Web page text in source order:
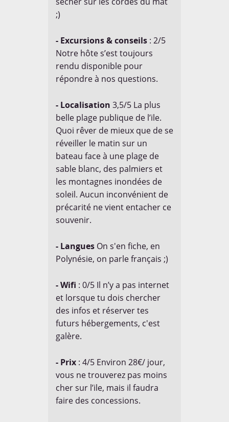
;)
- Excursions & conseils : 2/5
Notre hôte s’est toujours
rendu disponible pour
répondre à nos questions.
- Localisation 3,5/5 La plus
belle plage publique de l’ile.
Quoi rêver de mieux que de se
réveiller le matin sur un
bateau face à une plage de
sable blanc, des palmiers et
les montagnes inondées de
soleil. Aucun inconvénient de
précarité ne vient entacher ce
souvenir.
- Langues On s'en fiche, en
Polynésie, on parle français ;)
- Wifi : 0/5 Il n’y a pas internet
et lorsque tu dois chercher
des infos et réserver tes
futurs hébergements, c'est
galère.
- Prix : 4/5 Environ 28€/ jour,
vous ne trouverez pas moins
cher sur l’ile, mais il faudra
faire des concessions.